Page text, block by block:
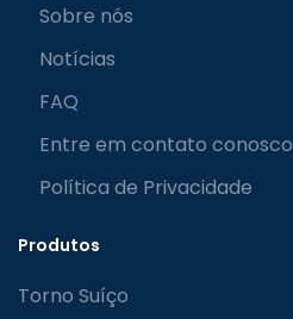
Sobre nós
Notícias
FAQ
Entre em contato conosco
Política de Privacidade
Produtos
Torno Suíço